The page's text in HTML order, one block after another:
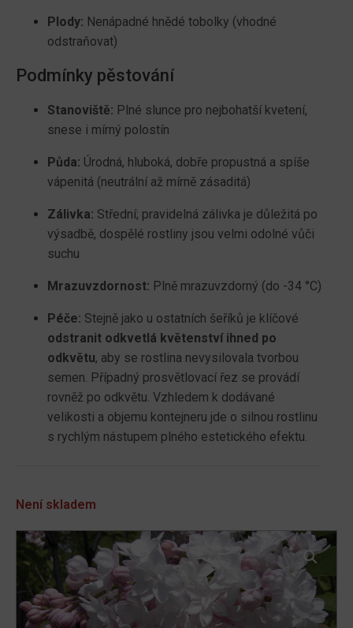
Plody: Nenápadné hnědé tobolky (vhodné
odstraňovat)
Podmínky pěstování
Stanoviště: Plné slunce pro nejbohatší kvetení,
snese i mírný polostín
Půda: Úrodná, hluboká, dobře propustná a spíše
vápenitá (neutrální až mírně zásaditá)
Zálivka: Střední; pravidelná zálivka je důležitá po
výsadbě, dospělé rostliny jsou velmi odolné vůči
suchu
Mrazuvzdornost: Plně mrazuvzdorný (do -34 °C)
Péče: Stejně jako u ostatních šeříků je klíčové
odstranit odkvetlá květenství ihned po
odkvětu, aby se rostlina nevysilovala tvorbou
semen. Případný prosvětlovací řez se provádí
rovněž po odkvětu. Vzhledem k dodávané
velikosti a objemu kontejneru jde o silnou rostlinu
s rychlým nástupem plného estetického efektu.
Není skladem